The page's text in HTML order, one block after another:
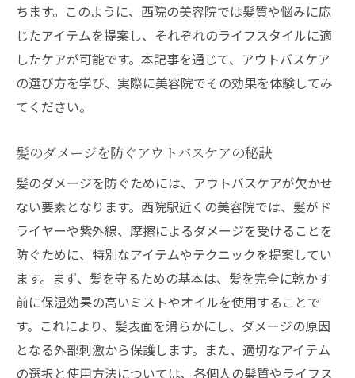
ちます。このように、西院の美容院では髪質や悩みに応
じたアイテムを提案し、それぞれのライフスタイルに適
したケアが可能です。本記事を通じて、アウトバスケア
の選び方を学び、実際に美容院でその効果を体験してみ
てください。
髪のダメージを防ぐアウトバスケアの秘訣
髪のダメージを防ぐためには、アウトバスケアが欠かせ
ない要素となります。西院駅近くの美容院では、髪がド
ライヤーや紫外線、摩擦によるダメージを受けることを
防ぐために、特別なアイテムやテクニックを提案してい
ます。まず、髪を守るための基本は、髪を完全に乾かす
前に保湿効果の高いミストやオイルを使用することで
す。これにより、髪表面を滑らかにし、ダメージの原因
となる外部刺激から保護します。また、適切なアイテム
の選択と使用方法については、各個人の髪質やライフス